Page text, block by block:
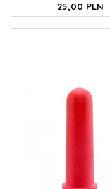
25,00 PLN